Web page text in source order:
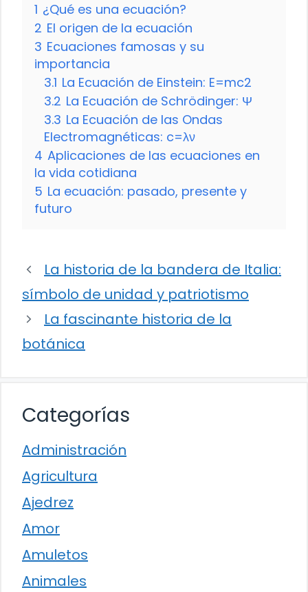
1 ¿Qué es una ecuación?
2 El origen de la ecuación
3 Ecuaciones famosas y su
importancia
3.1 La Ecuación de Einstein: E=mc2
3.2 La Ecuación de Schrödinger: Ψ
3.3 La Ecuación de las Ondas
Electromagnéticas: c=λν
4 Aplicaciones de las ecuaciones en
la vida cotidiana
5 La ecuación: pasado, presente y
futuro
La historia de la bandera de Italia:
símbolo de unidad y patriotismo
La fascinante historia de la
botánica
Categorías
Administración
Agricultura
Ajedrez
Amor
Amuletos
Animales